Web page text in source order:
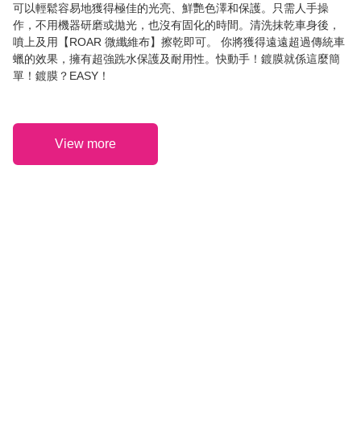
可以輕鬆容易地獲得極佳的光亮、鮮艷色澤和保護。只需人手操
作，不用機器研磨或拋光，也沒有固化的時間。清洗抹乾車身後，
噴上及用【ROAR 微纖維布】擦乾即可。 你將獲得遠遠超過傳統車
蠟的效果，擁有超強跣水保護及耐用性。快動手！鍍膜就係這麼簡
單！鍍膜？EASY！
View more